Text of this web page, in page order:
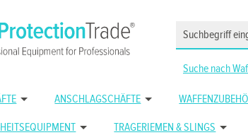
Suche nach
ANSCHLAGSCHÄFTE
TRAGERIEMEN & SLINGS